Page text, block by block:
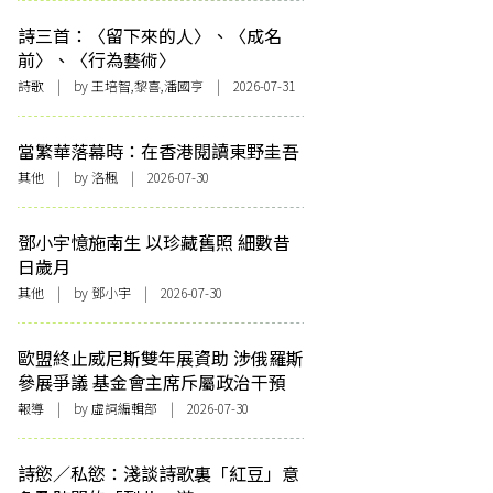
詩三首：〈留下來的人〉、〈成名
前〉、〈行為藝術〉
詩歌 | by 王培智,黎喜,潘國亨 | 2026-07-31
當繁華落幕時：在香港閱讀東野圭吾
其他 | by洛楓 | 2026-07-30
鄧小宇憶施南生 以珍藏舊照 細數昔
日歲月
其他 | by 鄧小宇 | 2026-07-30
歐盟終止威尼斯雙年展資助 涉俄羅斯
參展爭議 基金會主席斥屬政治干預
報導 | by 虛詞編輯部 | 2026-07-30
詩慾／私慾：淺談詩歌裏「紅豆」意